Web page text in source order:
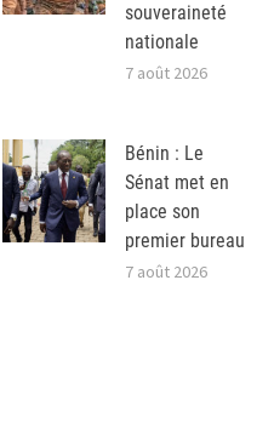
souveraineté
nationale
7 août 2026
Bénin : Le
Sénat met en
place son
premier bureau
7 août 2026